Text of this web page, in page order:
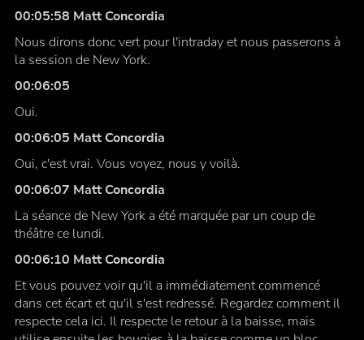
00:05:58 Matt Concordia
Nous dirons donc vert pour l'intraday et nous passerons à
la session de New York.
00:06:05
Oui.
00:06:05 Matt Concordia
Oui, c'est vrai. Vous voyez, nous y voilà.
00:06:07 Matt Concordia
La séance de New York a été marquée par un coup de
théâtre ce lundi.
00:06:10 Matt Concordia
Et vous pouvez voir qu'il a immédiatement commencé
dans cet écart et qu'il s'est redressé. Regardez comment il
respecte cela ici. Il respecte le retour à la baisse, mais